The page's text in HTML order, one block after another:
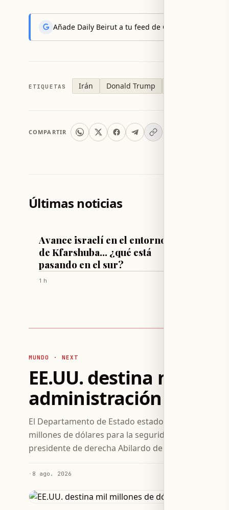
Añade Daily Beirut a tu feed de Google News y
ETIQUETAS Irán Donald Trump
COMPARTIR
Últimas noticias
Avance israelí en el entorno
de Kfarshuba... ¿qué está
pasando en el sur?
1 h
MUNDO · NEXT
EE.UU. destina mil
administración
El Departamento de Estado estadounidense
millones de dólares para la seguridad de
presidente de derecha Abilardo de la Espriella.
· 8 ago. 2026